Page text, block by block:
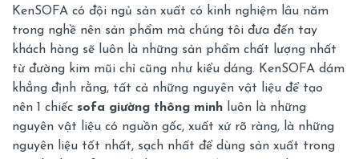
KenSOFA có đội ngủ sản xuất có kinh nghiệm lâu năm
trong nghề nên sản phẩm mà chúng tôi đưa đến tay
khách hàng sẽ luôn là những sản phẩm chất lượng nhất
từ đường kim mũi chỉ cũng như kiểu dáng. KenSOFA dám
khẳng định rằng, tất cả những nguyên vật liệu để tạo
nên 1 chiếc sofa giường thông minh luôn là những
nguyên vật liệu có nguồn gốc, xuất xứ rõ ràng, là những
nguyên liệu tốt nhất, sạch nhất để dùng sản xuất trong